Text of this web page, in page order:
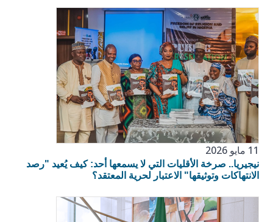
11 مايو 2026
نيجيريا.. صرخة الأقليات التي لا يسمعها أحد: كيف يُعيد "رصد
الانتهاكات وتوثيقها" الاعتبار لحرية المعتقد؟